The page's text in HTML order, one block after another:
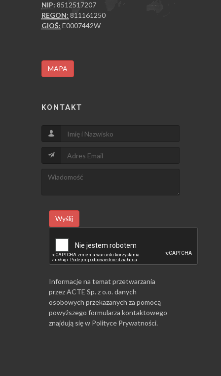
NIP: 8512517207
REGON: 811161250
GIOŚ: E0007442W
MAPA
KONTAKT
Wyślij
Informacje na temat przetwarzania
przez ACTE Sp. z o.o. danych
osobowych przekazanych za pomocą
powyższego formularza kontaktowego
znajdują się w Polityce Prywatności.